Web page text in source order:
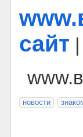
сайт
новости